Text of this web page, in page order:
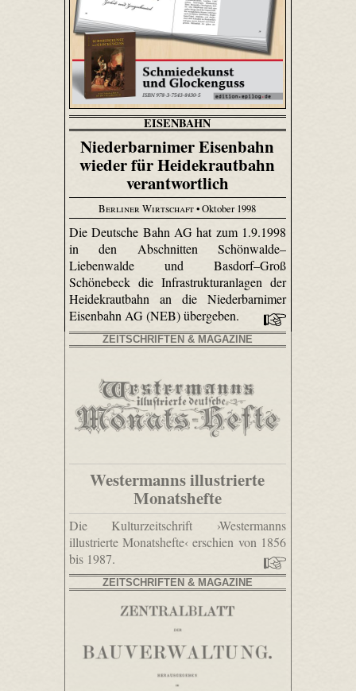
EISENBAHN
Niederbarnimer Eisenbahn
wieder für Heidekrautbahn
verantwortlich
Berliner Wirtschaft• Oktober 1998
Die Deutsche Bahn AG hat zum 1.9.1998
in den Abschnitten Schönwalde–
Liebenwalde und Basdorf–Groß
Schönebeck die Infrastrukturanlagen der
Heidekrautbahn an die Niederbarnimer
Eisenbahn AG (NEB) übergeben.
ZEITSCHRIFTEN & MAGAZINE
Westermanns illustrierte
Monatshefte
Die Kulturzeitschrift ›Westermanns
illustrierte Monatshefte‹ erschien von 1856
bis 1987.
ZEITSCHRIFTEN & MAGAZINE